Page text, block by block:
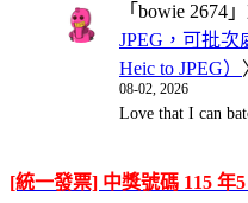
「 bowie 2674
JPEG，可批次
Heic to JPEG）
08-02, 2026
Love that I can
[統一發票] 中獎號碼 115 年5